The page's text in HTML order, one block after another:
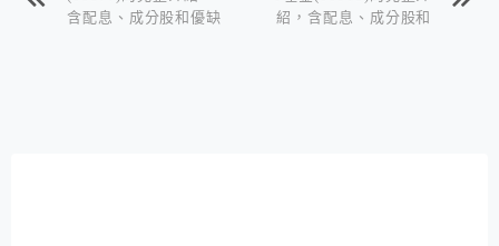
含配息、成分股和優缺
紹，含配息、成分股和